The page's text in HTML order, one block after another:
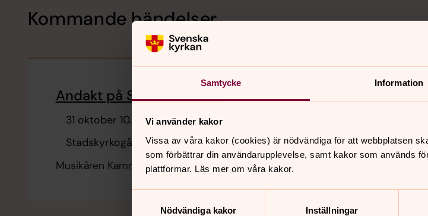
Samtycke Information
Vi använder kakor
Vissa av våra kakor (cookies) är nödvändiga för att webbplatsen
som förbättrar din användarupplevelse, samt kakor som används
plattformar. Läs mer om våra kakor.
Nödvändiga kakor
Inställningar
Kommande händelser
Andakt på Stadskyrkogården
31 oktober 10.00
Stadskyrkogården
Musikåren Kamraterna